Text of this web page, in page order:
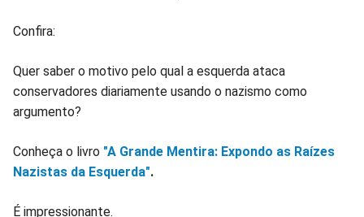
Confira:
Quer saber o motivo pelo qual a esquerda ataca
conservadores diariamente usando o nazismo como
argumento?
Conheça o livro "A Grande Mentira: Expondo as Raízes
Nazistas da Esquerda".
É impressionante.